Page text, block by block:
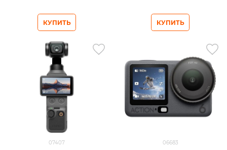
КУПИТЬ КУПИТЬ
07407 06683